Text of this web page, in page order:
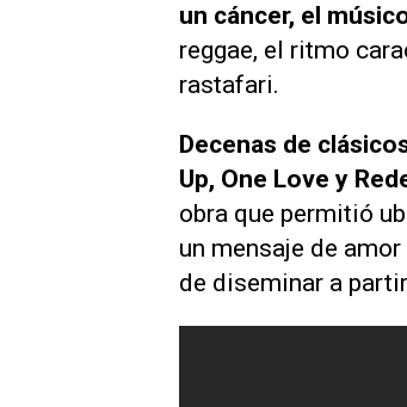
un cáncer, el
reggae, el ritmo
rastafari.
Decenas de
Up, One Love y
obra que permitió
un mensaje de
de diseminar a